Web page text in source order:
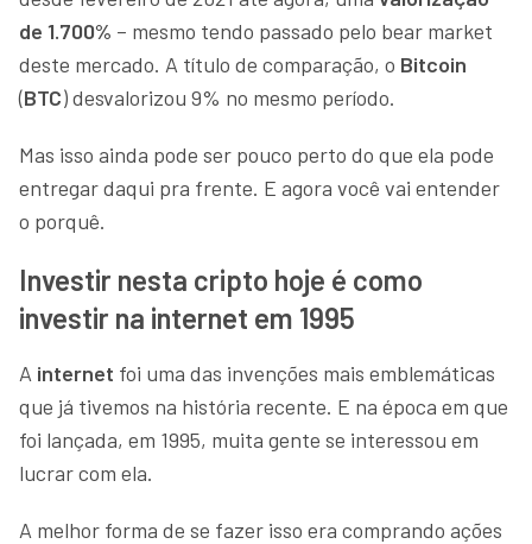
de 1.700% – mesmo tendo passado pelo bear market
deste mercado. A título de comparação, o Bitcoin
(BTC) desvalorizou 9% no mesmo período.
Mas isso ainda pode ser pouco perto do que ela pode
entregar daqui pra frente. E agora você vai entender
o porquê.
Investir nesta cripto hoje é como
investir na internet em 1995
A internet foi uma das invenções mais emblemáticas
que já tivemos na história recente. E na época em que
foi lançada, em 1995, muita gente se interessou em
lucrar com ela.
A melhor forma de se fazer isso era comprando ações